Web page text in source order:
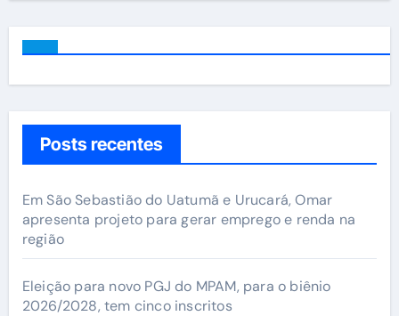
Posts recentes
Em São Sebastião do Uatumã e Urucará, Omar
apresenta projeto para gerar emprego e renda na
região
Eleição para novo PGJ do MPAM, para o biênio
2026/2028, tem cinco inscritos